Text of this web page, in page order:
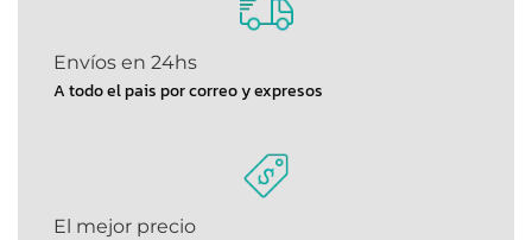
Envíos en 24hs
A todo el pais por correo y expresos
El mejor precio